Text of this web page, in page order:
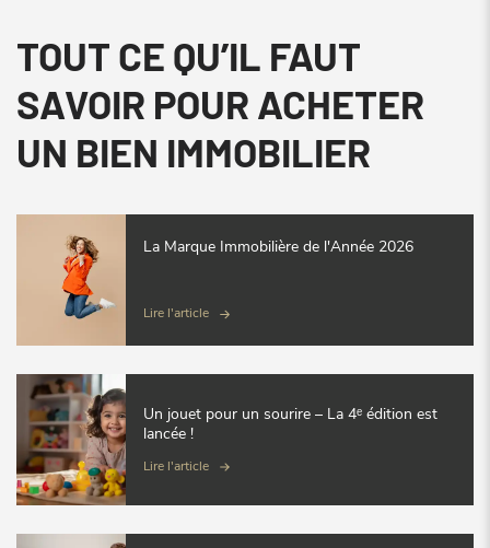
TOUT CE QU’IL FAUT
SAVOIR POUR ACHETER
UN BIEN IMMOBILIER
La Marque Immobilière de l'Année 2026
Lire l'article
Un jouet pour un sourire – La 4ᵉ édition est
lancée !
Lire l'article